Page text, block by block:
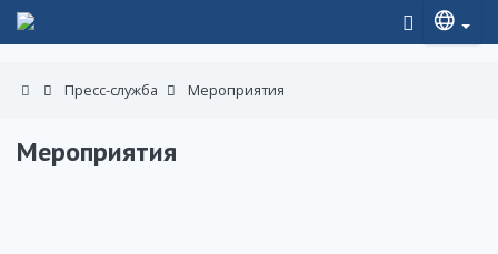
Пресс-служба Мероприятия
Мероприятия